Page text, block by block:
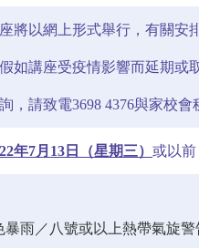
將以網上形式舉行，有關安
如講座受疫情影響而延期或
，請致電3698 4376與家校會
年7月13日（星期三） 或以前
雨／八號或以上熱帶氣旋